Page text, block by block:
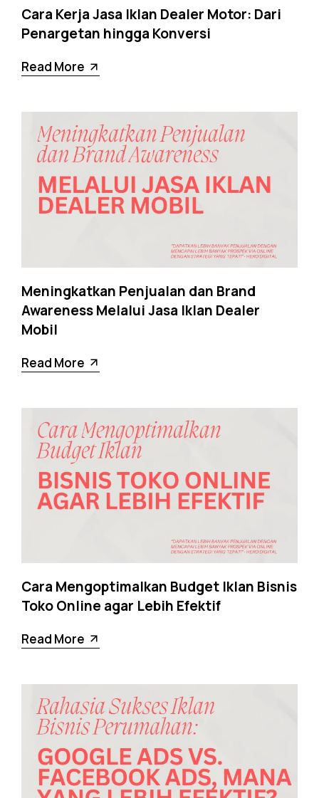
Cara Kerja Jasa Iklan Dealer Motor: Dari
Penargetan hingga Konversi
Read More
Meningkatkan Penjualan dan Brand
Awareness Melalui Jasa Iklan Dealer
Mobil
Read More
Cara Mengoptimalkan Budget Iklan Bisnis
Toko Online agar Lebih Efektif
Read More